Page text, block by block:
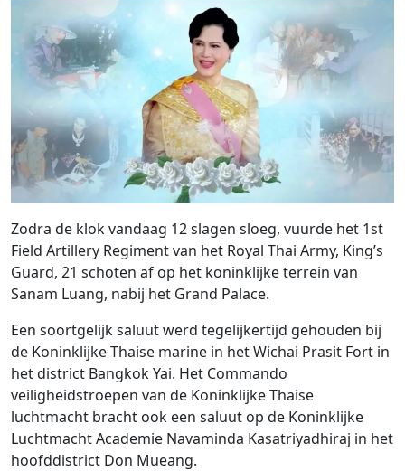
Zodra de klok vandaag 12 slagen sloeg, vuurde het 1st
Field Artillery Regiment van het Royal Thai Army, King’s
Guard, 21 schoten af ​​op het koninklijke terrein van
Sanam Luang, nabij het Grand Palace.
Een soortgelijk saluut werd tegelijkertijd gehouden bij
de Koninklijke Thaise marine in het Wichai Prasit Fort in
het district Bangkok Yai. Het Commando
veiligheidstroepen van de Koninklijke Thaise
luchtmacht bracht ook een saluut op de Koninklijke
Luchtmacht Academie Navaminda Kasatriyadhiraj in het
hoofddistrict Don Mueang.